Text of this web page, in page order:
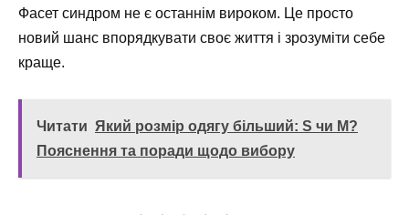
Фасет синдром не є останнім вироком. Це просто
новий шанс впорядкувати своє життя і зрозуміти себе
краще.
Читати Який розмір одягу більший: S чи M?
Пояснення та поради щодо вибору